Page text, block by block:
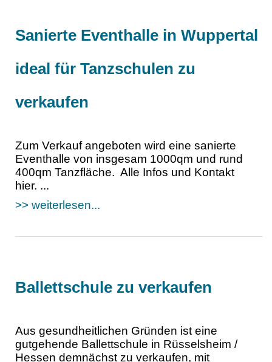
Sanierte Eventhalle in Wuppertal
ideal für Tanzschulen zu
verkaufen
Zum Verkauf angeboten wird eine sanierte
Eventhalle von insgesam 1000qm und rund
400qm Tanzfläche. Alle Infos und Kontakt
hier. ...
>> weiterlesen...
Ballettschule zu verkaufen
Aus gesundheitlichen Gründen ist eine
gutgehende Ballettschule in Rüsselsheim /
Hessen demnächst zu verkaufen, mit